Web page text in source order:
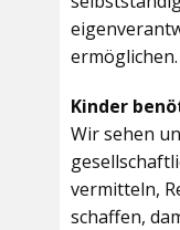
ermöglichen.
Kinder
Wir sehen
vermitteln,
schaffen,